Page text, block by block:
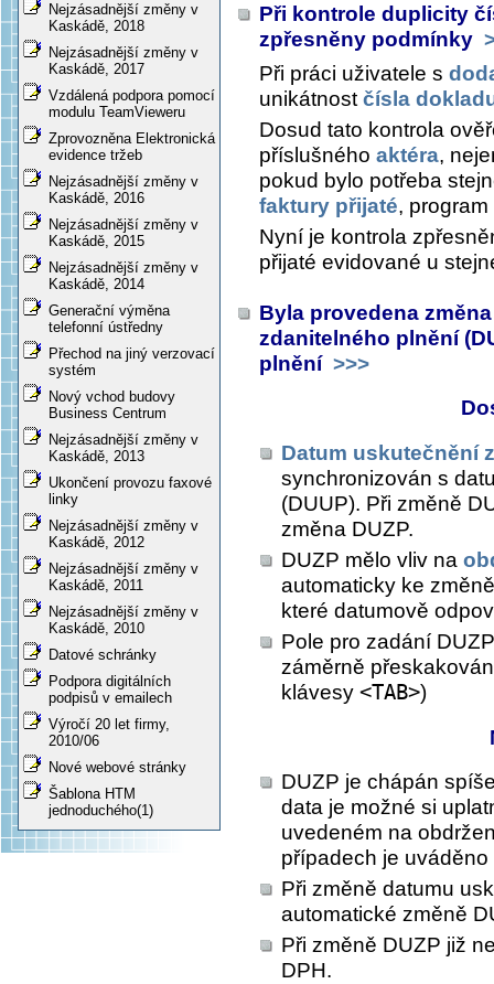
Nejzásadnější změny v
Kaskádě, 2018
Nejzásadnější změny v
Kaskádě, 2017
Vzdálená podpora pomocí
modulu TeamVieweru
Zprovozněna Elektronická
evidence tržeb
Nejzásadnější změny v
Kaskádě, 2016
Nejzásadnější změny v
Kaskádě, 2015
Nejzásadnější změny v
Kaskádě, 2014
Generační výměna
telefonní ústředny
Přechod na jiný verzovací
systém
Nový vchod budovy
Business Centrum
Nejzásadnější změny v
Kaskádě, 2013
Ukončení provozu faxové
linky
Nejzásadnější změny v
Kaskádě, 2012
Nejzásadnější změny v
Kaskádě, 2011
Nejzásadnější změny v
Kaskádě, 2010
Datové schránky
Podpora digitálních
podpisů v emailech
Výročí 20 let firmy,
2010/06
Nové webové stránky
Šablona HTM
jednoduchého(1)
Při kontrole duplicity
zpřesněny podmínky
Při práci uživatele s
unikátnostčísla
Dosud tato kontrola
příslušného aktéra,
pokud bylo potřeba
faktury přijaté,
Nyní je kontrola
přijaté evidované u
Byla provedena
zdanitelného plnění
plnění >>>
Datum uskutečnění
synchronizován s
(DUUP). Při změně
změna DUZP.
DUZP mělo vliv na
automaticky ke
které datumově
Pole pro zadání
záměrně
klávesy <TAB>)
DUZP je chápán
data je možné si
uvedeném na
případech je
Při změně datumu
automatické změně
Při změně DUZP již
DPH.